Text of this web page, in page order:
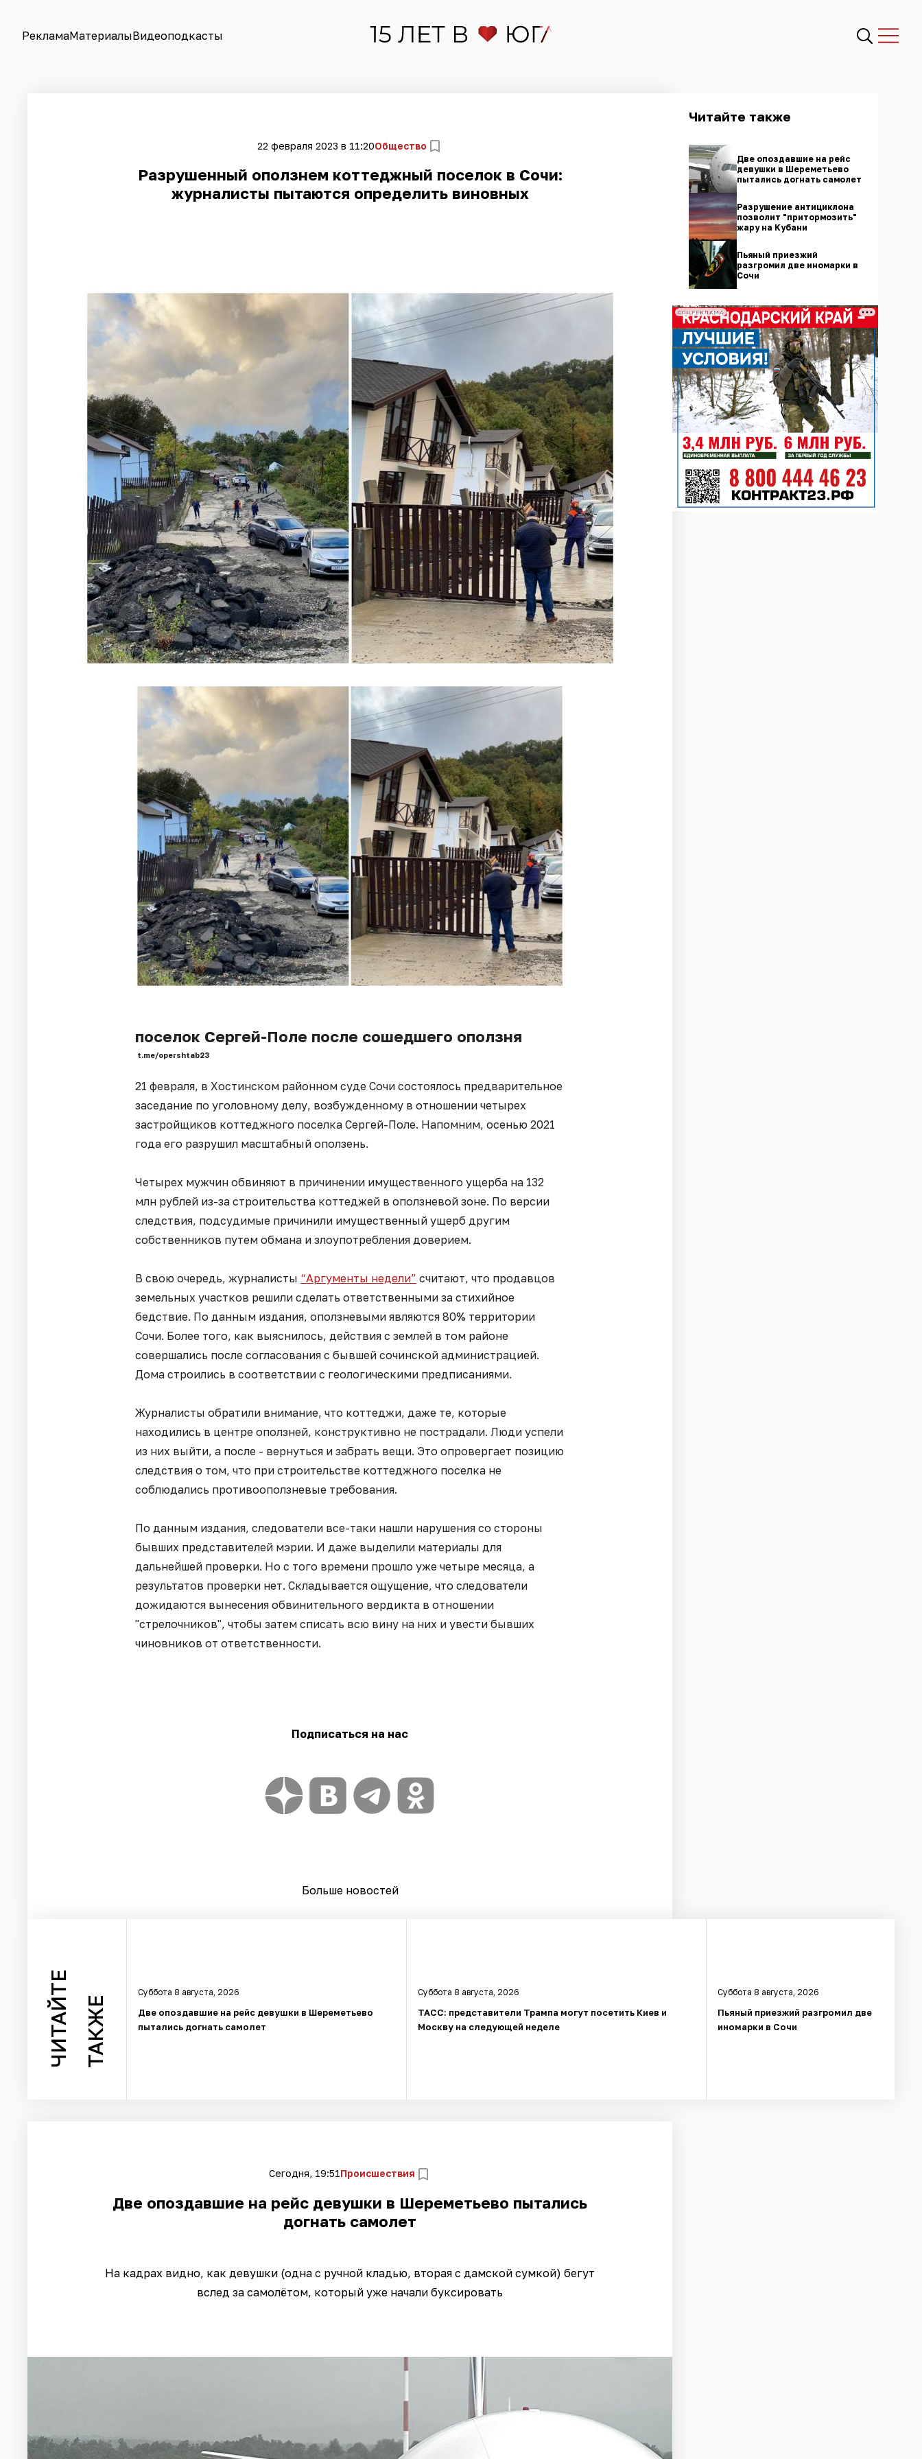
РекламаМатериалыВидеоподкасты
22 февраля 2023 в 11:20Общество
Разрушенный оползнем коттеджный поселок в Сочи:
журналисты пытаются определить виновных
поселок Сергей-Поле после сошедшего оползня
t.me/opershtab23
21 февраля, в Хостинском районном суде Сочи состоялось предварительное
заседание по уголовному делу, возбужденному в отношении четырех
застройщиков коттеджного поселка Сергей-Поле. Напомним, осенью 2021
года его разрушил масштабный оползень.
Четырех мужчин обвиняют в причинении имущественного ущерба на 132
млн рублей из-за строительства коттеджей в оползневой зоне. По версии
следствия, подсудимые причинили имущественный ущерб другим
собственников путем обмана и злоупотребления доверием.
В свою очередь, журналисты “Аргументы недели” считают, что продавцов
земельных участков решили сделать ответственными за стихийное
бедствие. По данным издания, оползневыми являются 80% территории
Сочи. Более того, как выяснилось, действия с землей в том районе
совершались после согласования с бывшей сочинской администрацией.
Дома строились в соответствии с геологическими предписаниями.
Журналисты обратили внимание, что коттеджи, даже те, которые
находились в центре оползней, конструктивно не пострадали. Люди успели
из них выйти, а после - вернуться и забрать вещи. Это опровергает позицию
следствия о том, что при строительстве коттеджного поселка не
соблюдались противооползневые требования.
По данным издания, следователи все-таки нашли нарушения со стороны
бывших представителей мэрии. И даже выделили материалы для
дальнейшей проверки. Но с того времени прошло уже четыре месяца, а
результатов проверки нет. Складывается ощущение, что следователи
дожидаются вынесения обвинительного вердикта в отношении
"стрелочников", чтобы затем списать всю вину на них и увести бывших
чиновников от ответственности.
Подписаться на нас
Больше новостей
Читайте также
Две опоздавшие на рейс
девушки в Шереметьево
пытались догнать самолет
Разрушение антициклона
позволит "притормозить"
жару на Кубани
Пьяный приезжий
разгромил две иномарки в
Сочи
СОЦРЕКЛАМА
ЧИТАЙТЕ ТАКЖЕ
Суббота 8 августа, 2026
Две опоздавшие на рейс девушки в Шереметьево
пытались догнать самолет
Суббота 8 августа, 2026
ТАСС: представители Трампа могут посетить Киев и
Москву на следующей неделе
Суббота 8 августа, 2026
Пьяный приезжий разгромил две
иномарки в Сочи
Сегодня, 19:51Происшествия
Две опоздавшие на рейс девушки в Шереметьево пытались
догнать самолет
На кадрах видно, как девушки (одна с ручной кладью, вторая с дамской сумкой) бегут
вслед за самолётом, который уже начали буксировать